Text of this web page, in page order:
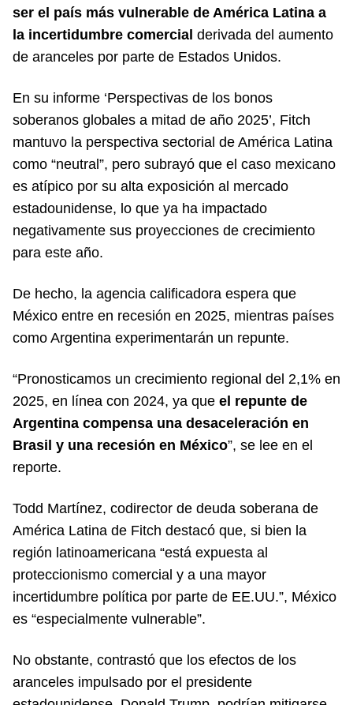
ser el país más vulnerable de América Latina a
la incertidumbre comercial derivada del aumento
de aranceles por parte de Estados Unidos.
En su informe ‘Perspectivas de los bonos
soberanos globales a mitad de año 2025’, Fitch
mantuvo la perspectiva sectorial de América Latina
como “neutral”, pero subrayó que el caso mexicano
es atípico por su alta exposición al mercado
estadounidense, lo que ya ha impactado
negativamente sus proyecciones de crecimiento
para este año.
De hecho, la agencia calificadora espera que
México entre en recesión en 2025, mientras países
como Argentina experimentarán un repunte.
“Pronosticamos un crecimiento regional del 2,1% en
2025, en línea con 2024, ya que el repunte de
Argentina compensa una desaceleración en
Brasil y una recesión en México”, se lee en el
reporte.
Todd Martínez, codirector de deuda soberana de
América Latina de Fitch destacó que, si bien la
región latinoamericana “está expuesta al
proteccionismo comercial y a una mayor
incertidumbre política por parte de EE.UU.”, México
es “especialmente vulnerable”.
No obstante, contrastó que los efectos de los
aranceles impulsado por el presidente